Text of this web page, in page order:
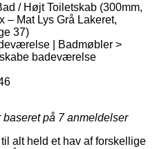
/ Højt Toiletskab (300mm,
Mat Lys Grå Lakeret,
37)
| Badmøbler >
badeværelse
baseret på 7anmeldelser
alt held et hav af forskellige